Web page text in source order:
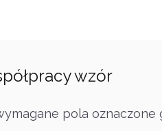
wzór
pola oznaczone